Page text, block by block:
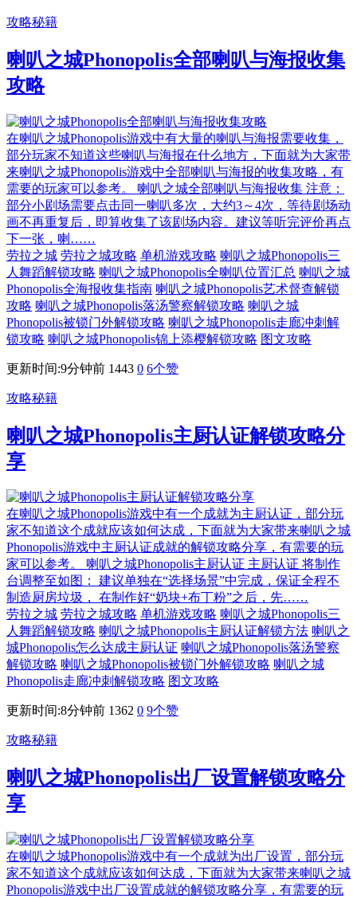
攻略秘籍
喇叭之城Phonopolis全部喇叭与海报收集
攻略
在喇叭之城Phonopolis游戏中有大量的喇叭与海报需要收集，
部分玩家不知道这些喇叭与海报在什么地方，下面就为大家带
来喇叭之城Phonopolis游戏中全部喇叭与海报的收集攻略，有
需要的玩家可以参考。 喇叭之城全部喇叭与海报收集 注意：
部分小剧场需要点击同一喇叭多次，大约3～4次，等待剧场动
画不再重复后，即算收集了该剧场内容。建议等听完评价再点
下一张，喇……
劳拉之城 劳拉之城攻略 单机游戏攻略 喇叭之城Phonopolis三
人舞蹈解锁攻略 喇叭之城Phonopolis全喇叭位置汇总 喇叭之城
Phonopolis全海报收集指南 喇叭之城Phonopolis艺术督查解锁
攻略 喇叭之城Phonopolis落汤警察解锁攻略 喇叭之城
Phonopolis被锁门外解锁攻略 喇叭之城Phonopolis走廊冲刺解
锁攻略 喇叭之城Phonopolis锦上添樱解锁攻略 图文攻略
更新时间:9分钟前 1443 0 6个赞
攻略秘籍
喇叭之城Phonopolis主厨认证解锁攻略分
享
在喇叭之城Phonopolis游戏中有一个成就为主厨认证，部分玩
家不知道这个成就应该如何达成，下面就为大家带来喇叭之城
Phonopolis游戏中主厨认证成就的解锁攻略分享，有需要的玩
家可以参考。 喇叭之城Phonopolis主厨认证 主厨认证 将制作
台调整至如图： 建议单独在“选择场景”中完成，保证全程不
制造厨房垃圾， 在制作好“奶块+布丁粉”之后，先……
劳拉之城 劳拉之城攻略 单机游戏攻略 喇叭之城Phonopolis三
人舞蹈解锁攻略 喇叭之城Phonopolis主厨认证解锁方法 喇叭之
城Phonopolis怎么达成主厨认证 喇叭之城Phonopolis落汤警察
解锁攻略 喇叭之城Phonopolis被锁门外解锁攻略 喇叭之城
Phonopolis走廊冲刺解锁攻略 图文攻略
更新时间:8分钟前 1362 0 9个赞
攻略秘籍
喇叭之城Phonopolis出厂设置解锁攻略分
享
在喇叭之城Phonopolis游戏中有一个成就为出厂设置，部分玩
家不知道这个成就应该如何达成，下面就为大家带来喇叭之城
Phonopolis游戏中出厂设置成就的解锁攻略分享，有需要的玩